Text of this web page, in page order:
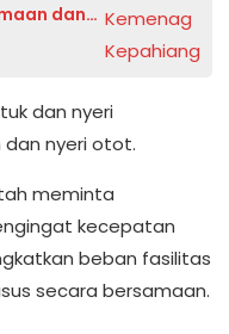
dan
dan nyeri
dan nyeri otot.
meminta
kecepatan
beban fasilitas
secara bersamaan.